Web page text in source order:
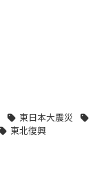
東日本大震災
東北復興